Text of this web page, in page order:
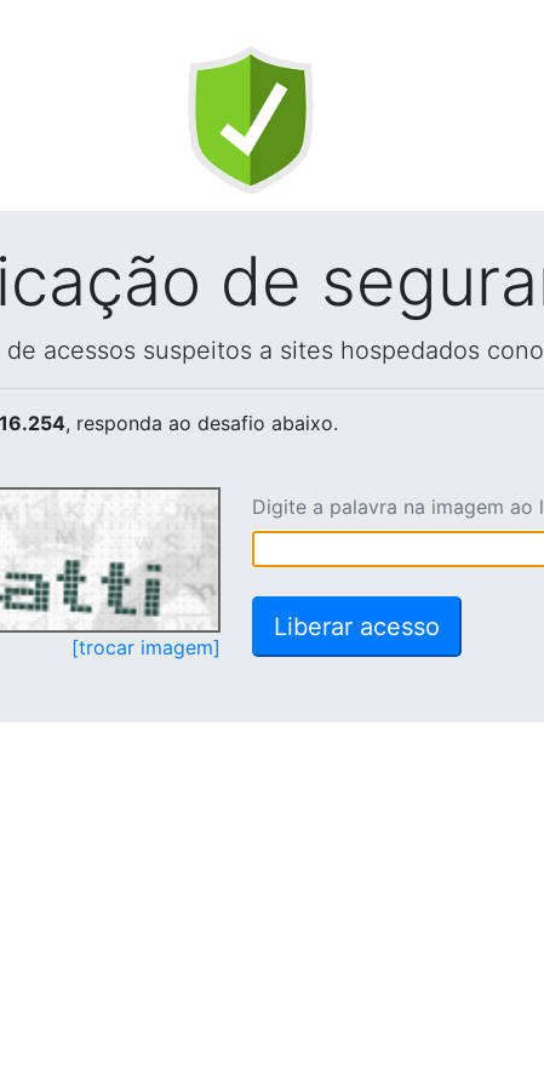
de
acessos suspeitos a sites hospedados
, responda ao desafio abaixo.
[trocar imagem]
Digite a palavra na imagem ao